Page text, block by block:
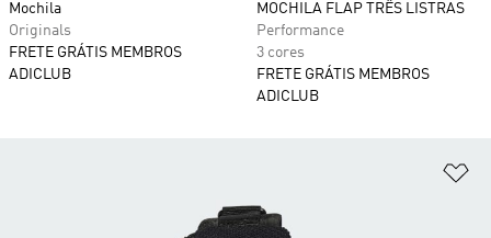
Mochila
Originals
FRETE GRÁTIS MEMBROS
ADICLUB
MOCHILA FLAP TRÊS LISTRAS
Performance
3 cores
FRETE GRÁTIS MEMBROS
ADICLUB